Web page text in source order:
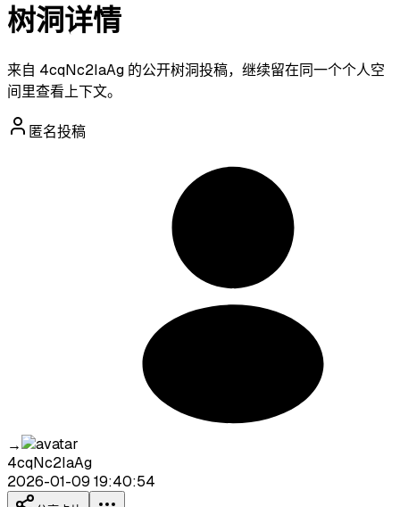
树洞详情
来自 4cqNc2IaAg 的公开树洞投稿，继续留在同一个个人空
间里查看上下文。
匿名投稿
→
4cqNc2IaAg
2026-01-09 19:40:54